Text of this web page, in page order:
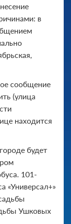
в
сообщение
(улица
находится
будет
101-
«Универсал+»
Ушковых